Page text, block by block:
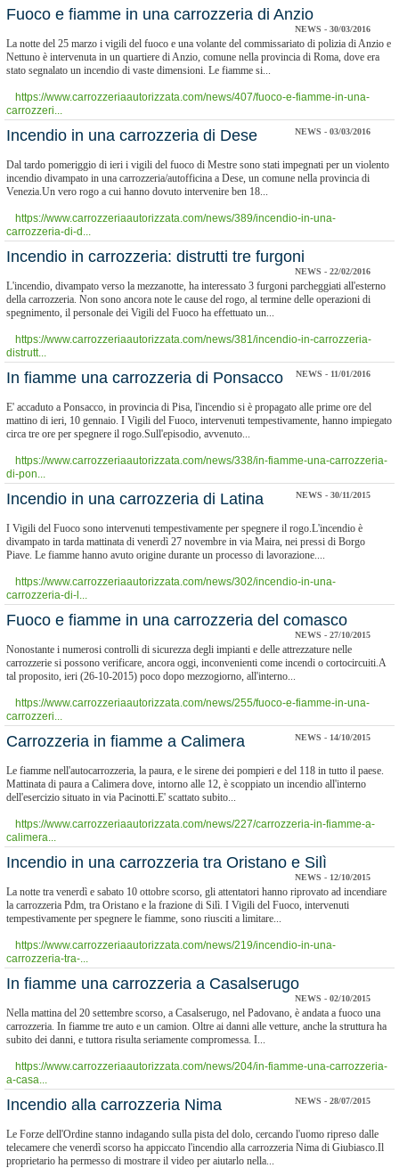
Fuoco e fiamme in una carrozzeria di Anzio
NEWS - 30/03/2016
La notte del 25 marzo i vigili del fuoco e una volante del commissariato di polizia di Anzio e
Nettuno è intervenuta in un quartiere di Anzio, comune nella provincia di Roma, dove era
stato segnalato un incendio di vaste dimensioni. Le fiamme si...
https://www.carrozzeriaautorizzata.com/news/407/fuoco-e-fiamme-in-una-
carrozzeri...
Incendio in una carrozzeria di Dese NEWS - 03/03/2016
Dal tardo pomeriggio di ieri i vigili del fuoco di Mestre sono stati impegnati per un violento
incendio divampato in una carrozzeria/autofficina a Dese, un comune nella provincia di
Venezia.Un vero rogo a cui hanno dovuto intervenire ben 18...
https://www.carrozzeriaautorizzata.com/news/389/incendio-in-una-
carrozzeria-di-d...
Incendio in carrozzeria: distrutti tre furgoni
NEWS - 22/02/2016
L'incendio, divampato verso la mezzanotte, ha interessato 3 furgoni parcheggiati all'esterno
della carrozzeria. Non sono ancora note le cause del rogo, al termine delle operazioni di
spegnimento, il personale dei Vigili del Fuoco ha effettuato un...
https://www.carrozzeriaautorizzata.com/news/381/incendio-in-carrozzeria-
distrutt...
In fiamme una carrozzeria di Ponsacco NEWS - 11/01/2016
E' accaduto a Ponsacco, in provincia di Pisa, l'incendio si è propagato alle prime ore del
mattino di ieri, 10 gennaio. I Vigili del Fuoco, intervenuti tempestivamente, hanno impiegato
circa tre ore per spegnere il rogo.Sull'episodio, avvenuto...
https://www.carrozzeriaautorizzata.com/news/338/in-fiamme-una-carrozzeria-
di-pon...
Incendio in una carrozzeria di Latina NEWS - 30/11/2015
I Vigili del Fuoco sono intervenuti tempestivamente per spegnere il rogo.L'incendio è
divampato in tarda mattinata di venerdì 27 novembre in via Maira, nei pressi di Borgo
Piave. Le fiamme hanno avuto origine durante un processo di lavorazione....
https://www.carrozzeriaautorizzata.com/news/302/incendio-in-una-
carrozzeria-di-l...
Fuoco e fiamme in una carrozzeria del comasco
NEWS - 27/10/2015
Nonostante i numerosi controlli di sicurezza degli impianti e delle attrezzature nelle
carrozzerie si possono verificare, ancora oggi, inconvenienti come incendi o cortocircuiti.A
tal proposito, ieri (26-10-2015) poco dopo mezzogiorno, all'interno...
https://www.carrozzeriaautorizzata.com/news/255/fuoco-e-fiamme-in-una-
carrozzeri...
Carrozzeria in fiamme a Calimera NEWS - 14/10/2015
Le fiamme nell'autocarrozzeria, la paura, e le sirene dei pompieri e del 118 in tutto il paese.
Mattinata di paura a Calimera dove, intorno alle 12, è scoppiato un incendio all'interno
dell'esercizio situato in via Pacinotti.E' scattato subito...
https://www.carrozzeriaautorizzata.com/news/227/carrozzeria-in-fiamme-a-
calimera...
Incendio in una carrozzeria tra Oristano e Silì
NEWS - 12/10/2015
La notte tra venerdì e sabato 10 ottobre scorso, gli attentatori hanno riprovato ad incendiare
la carrozzeria Pdm, tra Oristano e la frazione di Silì. I Vigili del Fuoco, intervenuti
tempestivamente per spegnere le fiamme, sono riusciti a limitare...
https://www.carrozzeriaautorizzata.com/news/219/incendio-in-una-
carrozzeria-tra-...
In fiamme una carrozzeria a Casalserugo
NEWS - 02/10/2015
Nella mattina del 20 settembre scorso, a Casalserugo, nel Padovano, è andata a fuoco una
carrozzeria. In fiamme tre auto e un camion. Oltre ai danni alle vetture, anche la struttura ha
subito dei danni, e tuttora risulta seriamente compromessa. I...
https://www.carrozzeriaautorizzata.com/news/204/in-fiamme-una-carrozzeria-
a-casa...
Incendio alla carrozzeria Nima NEWS - 28/07/2015
Le Forze dell'Ordine stanno indagando sulla pista del dolo, cercando l'uomo ripreso dalle
telecamere che venerdì scorso ha appiccato l'incendio alla carrozzeria Nima di Giubiasco.Il
proprietario ha permesso di mostrare il video per aiutarlo nella...